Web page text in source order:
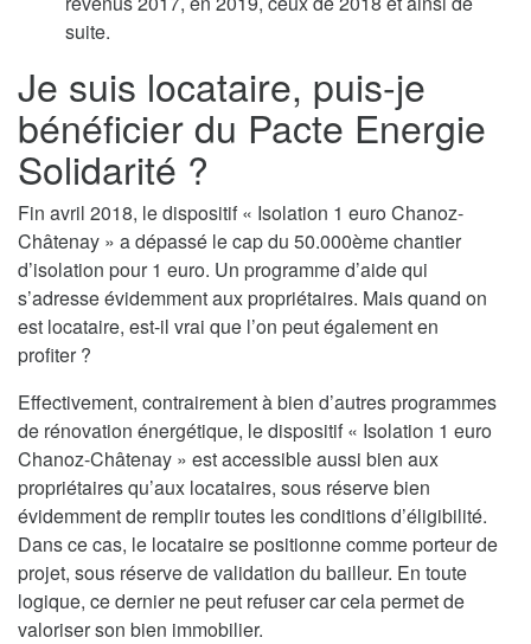
suite.
Je suis locataire, puis-je
bénéficier du Pacte Energie
Solidarité ?
Fin avril 2018, le dispositif « Isolation 1 euro Chanoz-
Châtenay » a dépassé le cap du 50.000ème chantier
d’isolation pour 1 euro. Un programme d’aide qui
s’adresse évidemment aux propriétaires. Mais quand on
est locataire, est-il vrai que l’on peut également en
profiter ?
Effectivement, contrairement à bien d’autres programmes
de rénovation énergétique, le dispositif « Isolation 1 euro
Chanoz-Châtenay » est accessible aussi bien aux
propriétaires qu’aux locataires, sous réserve bien
évidemment de remplir toutes les conditions d’éligibilité.
Dans ce cas, le locataire se positionne comme porteur de
projet, sous réserve de validation du bailleur. En toute
logique, ce dernier ne peut refuser car cela permet de
valoriser son bien immobilier.